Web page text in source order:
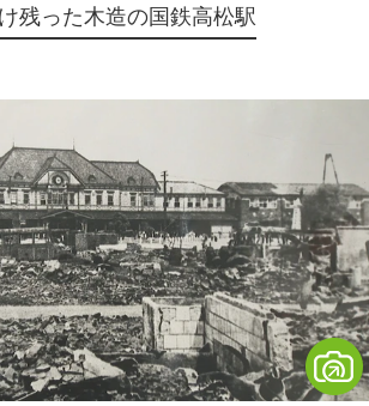
残った木造の国鉄高松駅